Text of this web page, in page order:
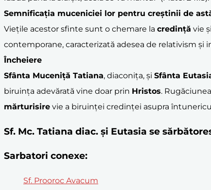
Semnificația muceniciei lor pentru creștinii de
Viețile acestor sfinte sunt o chemare la credință vie
contemporane, caracterizată adesea de relativism
Încheiere
Sfânta Muceniță Tatiana, diaconița, și Sfânta
biruința adevărată vine doar prin Hristos.
mărturisire vie a biruinței credinței asupra
Sf. Mc. Tatiana diac. şi Eutasia se
Sarbatori conexe:
Sf. Prooroc Avacum